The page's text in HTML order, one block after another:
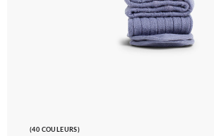
(40 COULEURS)